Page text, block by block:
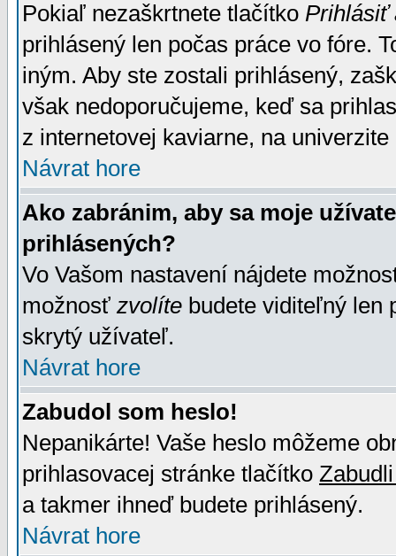
Pokiaľ nezaškrtnete tlačítko Prihlásiť
prihlásený len počas práce vo fóre.
iným. Aby ste zostali prihlásený,
však nedoporučujeme, keď sa
z internetovej kaviarne, na univerzite
Návrat hore
Ako zabránim, aby sa moje
prihlásených?
Vo Vašom nastavení nájdete
možnosť zvolíte budete viditeľný len
skrytý užívateľ.
Návrat hore
Zabudol som heslo!
Nepanikárte! Vaše heslo môžeme
prihlasovacej stránke tlačítko
a takmer ihneď budete prihlásený.
Návrat hore